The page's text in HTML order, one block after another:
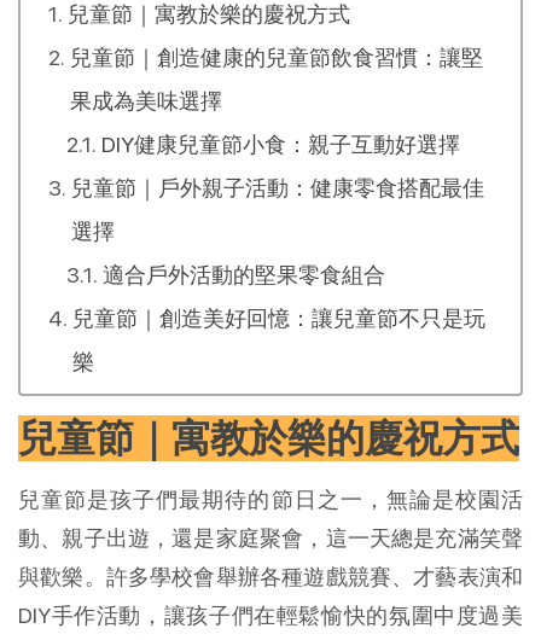
兒童節｜寓教於樂的慶祝方式
兒童節｜創造健康的兒童節飲食習慣：讓堅
果成為美味選擇
DIY健康兒童節小食：親子互動好選擇
兒童節｜戶外親子活動：健康零食搭配最佳
選擇
適合戶外活動的堅果零食組合
兒童節｜創造美好回憶：讓兒童節不只是玩
樂
兒童節｜寓教於樂的慶祝方式
兒童節是孩子們最期待的節日之一，無論是校園活
動、親子出遊，還是家庭聚會，這一天總是充滿笑聲
與歡樂。許多學校會舉辦各種遊戲競賽、才藝表演和
DIY手作活動，讓孩子們在輕鬆愉快的氛圍中度過美